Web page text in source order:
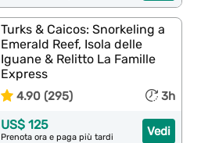
Turks & Caicos: Snorkeling a
Emerald Reef, Isola delle
Iguane & Relitto La Famille
Express
4.90 (295) 3h
Vedi
US$ 125
Prenota ora e paga più tardi